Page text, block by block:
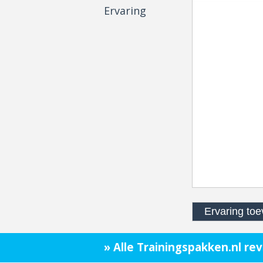
Ervaring
» Alle Trainingspakken.nl